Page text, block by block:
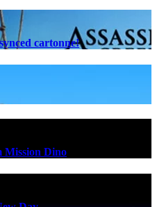
cartonne!
Mission Dino